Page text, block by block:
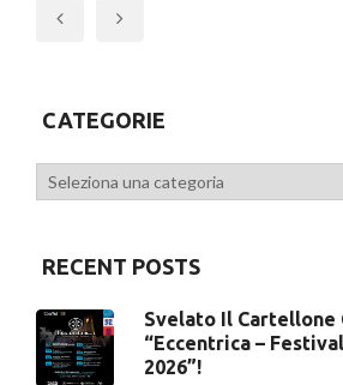
CATEGORIE
Categorie
RECENT POSTS
Svelato Il Cartellone
“Eccentrica –
2026”!